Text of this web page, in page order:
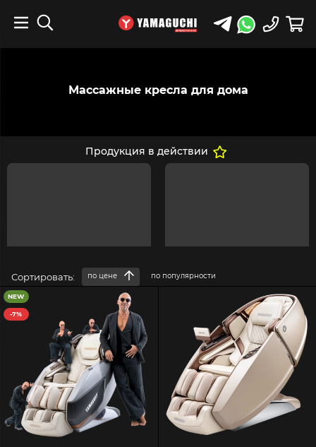
Массажные кресла для дома
Продукция в действии
Сортировать: по цене по популярности
NEW
-7%